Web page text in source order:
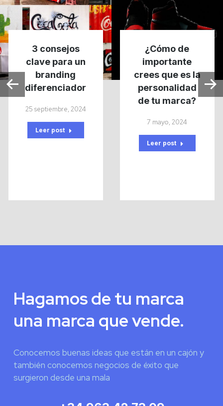
3 consejos
clave para un
branding
diferenciador
25 septiembre, 2024
Leer post
¿Cómo de
importante
crees que es la
personalidad
de tu marca?
7 mayo, 2024
Leer post
Hagamos de tu marca
una marca que vende.
Conocemos buenas ideas que están en un cajón y
también conocemos negocios de éxito que
surgieron desde una mala